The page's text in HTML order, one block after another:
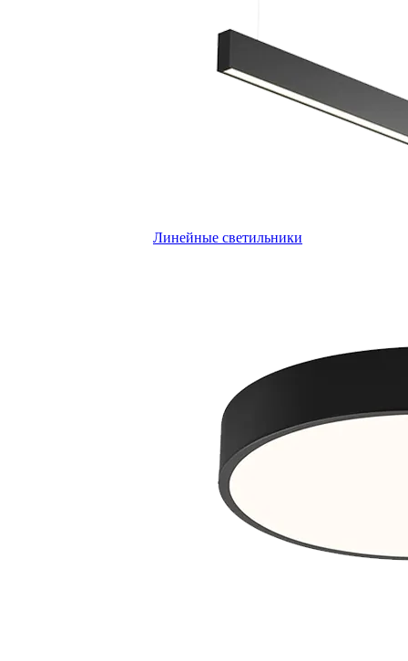
Линейные светильники